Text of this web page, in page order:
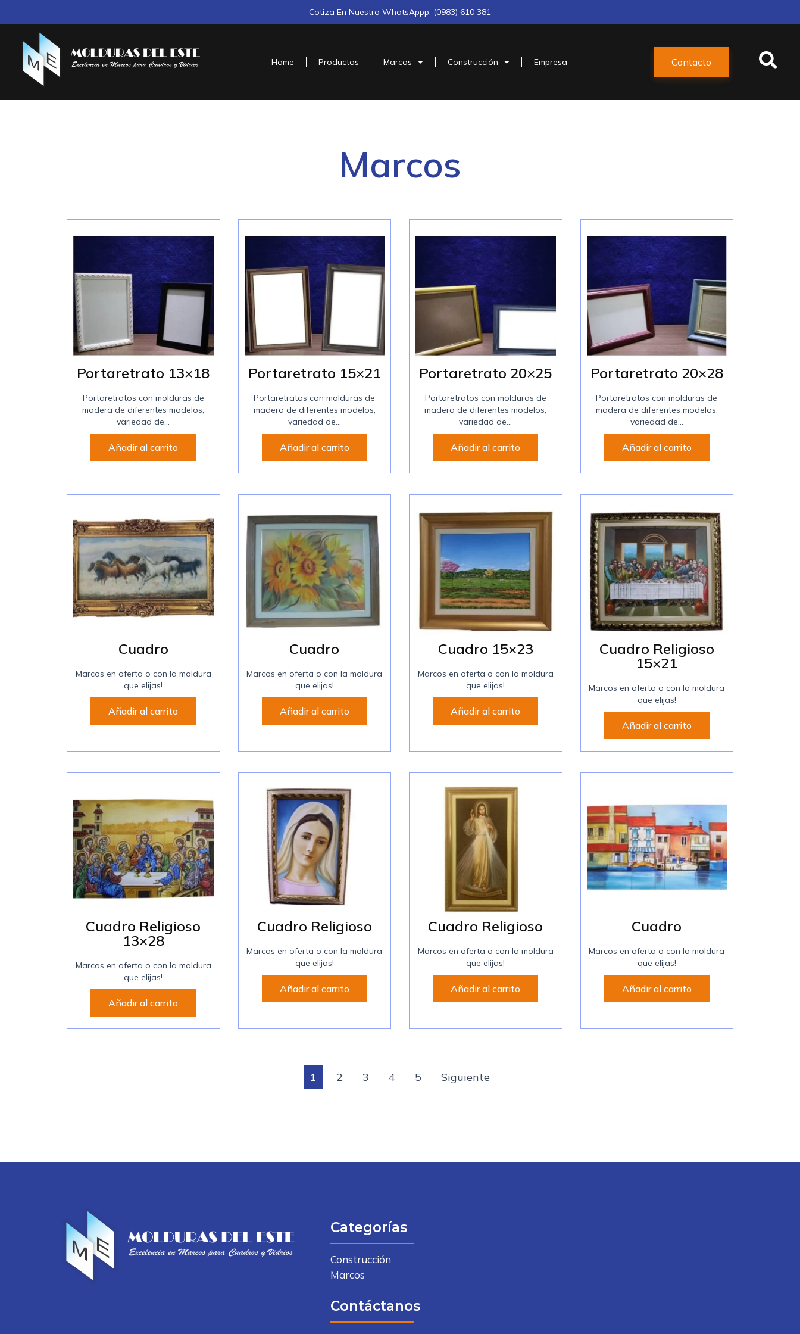
Cotiza En Nuestro WhatsAppp: (0983) 610 381
Home Productos Marcos Construcción Empresa Contacto
Marcos
Portaretrato 13×18
Portaretratos con molduras de
madera de diferentes modelos,
variedad de...
Añadir al carrito
Portaretrato 15×21
Portaretratos con molduras de
madera de diferentes modelos,
variedad de...
Añadir al carrito
Portaretrato 20×25
Portaretratos con molduras de
madera de diferentes modelos,
variedad de...
Añadir al carrito
Portaretrato 20×28
Portaretratos con molduras de
madera de diferentes modelos,
variedad de...
Añadir al carrito
Cuadro
Marcos en oferta o con la moldura
que elijas!
Añadir al carrito
Cuadro
Marcos en oferta o con la moldura
que elijas!
Añadir al carrito
Cuadro 15×23
Marcos en oferta o con la moldura
que elijas!
Añadir al carrito
Cuadro Religioso
15×21
Marcos en oferta o con la moldura
que elijas!
Añadir al carrito
Cuadro Religioso
13×28
Marcos en oferta o con la moldura
que elijas!
Añadir al carrito
Cuadro Religioso
Marcos en oferta o con la moldura
que elijas!
Añadir al carrito
Cuadro Religioso
Marcos en oferta o con la moldura
que elijas!
Añadir al carrito
Cuadro
Marcos en oferta o con la moldura
que elijas!
Añadir al carrito
1 2 3 4 5 Siguiente
Categorías
Construcción
Marcos
Contáctanos